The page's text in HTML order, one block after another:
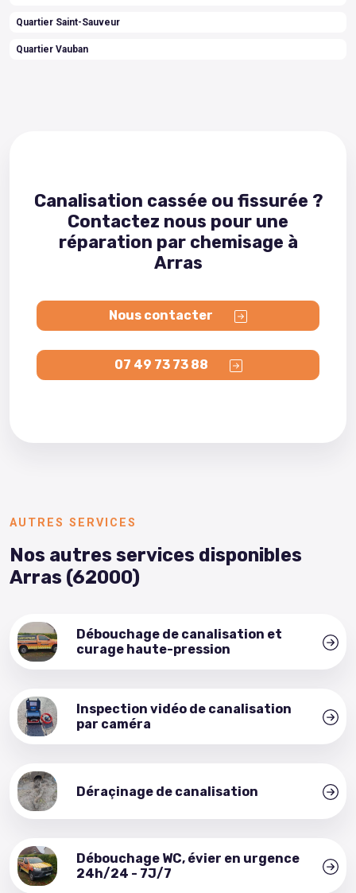
Quartier Saint-Sauveur
Quartier Vauban
Canalisation cassée ou fissurée ?
Contactez nous pour une
réparation par chemisage à
Arras
Nous contacter
07 49 73 73 88
AUTRES SERVICES
Nos autres services disponibles
Arras (62000)
Débouchage de canalisation et
curage haute-pression
Inspection vidéo de canalisation
par caméra
Déraçinage de canalisation
Débouchage WC, évier en urgence
24h/24 - 7J/7